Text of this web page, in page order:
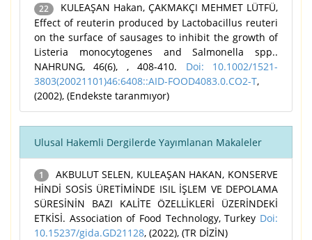
22
KULEAŞAN Hakan, ÇAKMAKÇI MEHMET LÜTFÜ,
Effect of reuterin produced by Lactobacillus reuteri
on the surface of sausages to inhibit the growth of
Listeria monocytogenes and Salmonella spp..
NAHRUNG, 46(6), , 408-410. Doi: 10.1002/1521-
3803(20021101)46:6408::AID-FOOD4083.0.CO2-T,
(2002), (Endekste taranmıyor)
Ulusal Hakemli Dergilerde Yayımlanan Makaleler
1
AKBULUT SELEN, KULEAŞAN HAKAN, KONSERVE
HİNDİ SOSİS ÜRETİMİNDE ISIL İŞLEM VE DEPOLAMA
SÜRESİNİN BAZI KALİTE ÖZELLİKLERİ ÜZERİNDEKİ
ETKİSİ. Association of Food Technology, Turkey Doi:
10.15237/gida.GD21128, (2022), (TR DİZİN)